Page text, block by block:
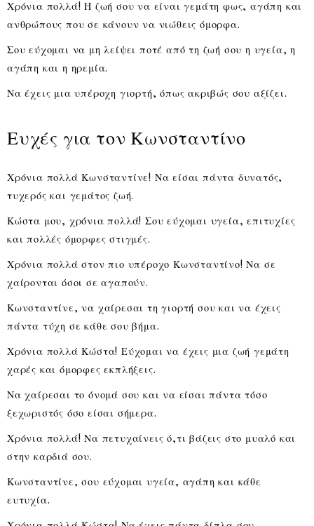
Χρόνια πολλά! Η ζωή σου να είναι γεμάτη φως, αγάπη και
ανθρώπους που σε κάνουν να νιώθεις όμορφα.
Σου εύχομαι να μη λείψει ποτέ από τη ζωή σου η υγεία, η
αγάπη και η ηρεμία.
Να έχεις μια υπέροχη γιορτή, όπως ακριβώς σου αξίζει.
Ευχές για τον Κωνσταντίνο
Χρόνια πολλά Κωνσταντίνε! Να είσαι πάντα δυνατός,
τυχερός και γεμάτος ζωή.
Κώστα μου, χρόνια πολλά! Σου εύχομαι υγεία, επιτυχίες
και πολλές όμορφες στιγμές.
Χρόνια πολλά στον πιο υπέροχο Κωνσταντίνο! Να σε
χαίρονται όσοι σε αγαπούν.
Κωνσταντίνε, να χαίρεσαι τη γιορτή σου και να έχεις
πάντα τύχη σε κάθε σου βήμα.
Χρόνια πολλά Κώστα! Εύχομαι να έχεις μια ζωή γεμάτη
χαρές και όμορφες εκπλήξεις.
Να χαίρεσαι το όνομά σου και να είσαι πάντα τόσο
ξεχωριστός όσο είσαι σήμερα.
Χρόνια πολλά! Να πετυχαίνεις ό,τι βάζεις στο μυαλό και
στην καρδιά σου.
Κωνσταντίνε, σου εύχομαι υγεία, αγάπη και κάθε
ευτυχία.